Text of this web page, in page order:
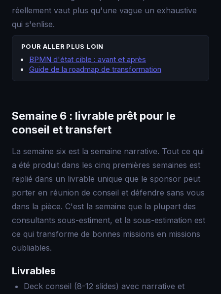
réellement vaut plus qu'une vague un exhaustive
qui s'enlise.
POUR ALLER PLUS LOIN
BPMN d'état cible : avant et après
Guide de la roadmap de transformation
Semaine 6 : livrable prêt pour le
conseil et transfert
La semaine six est la semaine narrative. Tout ce qui
a été produit dans les cinq premières semaines est
replié dans un livrable unique que le sponsor peut
porter en réunion de conseil et défendre sans vous
dans la pièce. C'est la semaine que la plupart des
consultants sous-estiment, et la sous-estimation est
ce qui transforme de bonnes missions en missions
oubliables.
Livrables
Deck conseil (8-12 slides) avec narrative et